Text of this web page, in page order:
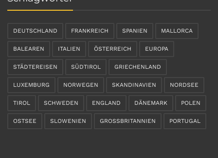
DEUTSCHLAND FRANKREICH SPANIEN MALLORCA
BALEAREN ITALIEN ÖSTERREICH EUROPA
STÄDTEREISEN SÜDTIROL GRIECHENLAND
LUXEMBURG NORWEGEN SKANDINAVIEN NORDSEE
TIROL SCHWEDEN ENGLAND DÄNEMARK POLEN
OSTSEE SLOWENIEN GROSSBRITANNIEN PORTUGAL